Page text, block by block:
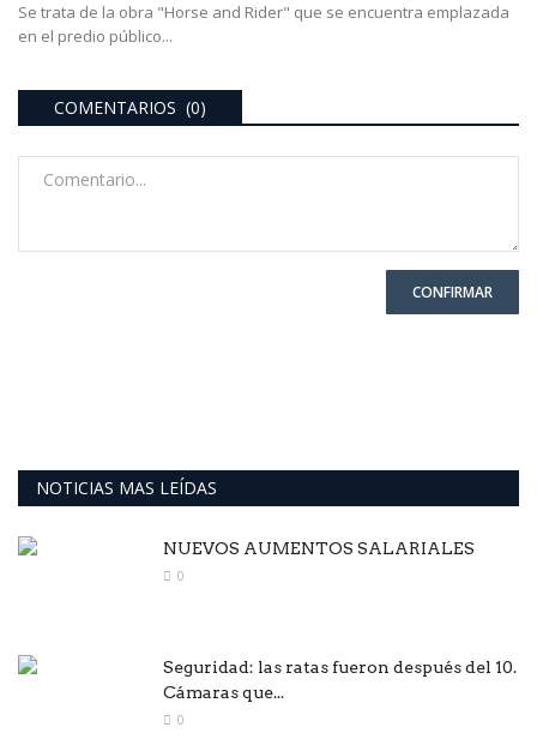
Se trata de la obra "Horse and Rider" que se encuentra emplazada
en el predio público...
COMENTARIOS (0)
CONFIRMAR
NOTICIAS MAS LEÍDAS
NUEVOS AUMENTOS SALARIALES
0
Seguridad: las ratas fueron después del 10.
Cámaras que...
0